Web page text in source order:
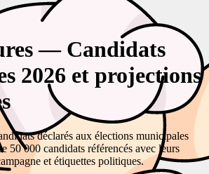
— Candidats
2026 et projections
déclarés aux élections municipales
50 000 candidats référencés avec leurs
et étiquettes politiques.